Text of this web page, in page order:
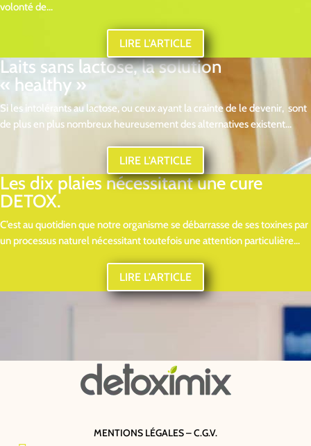
volonté de...
LIRE L'ARTICLE
Laits sans lactose, la solution
« healthy »
Si les intolérants au lactose, ou ceux ayant la crainte de le devenir, sont
de plus en plus nombreux heureusement des alternatives existent...
LIRE L'ARTICLE
Les dix plaies nécessitant une cure
DETOX.
C’est au quotidien que notre organisme se débarrasse de ses toxines par
un processus naturel nécessitant toutefois une attention particulière...
LIRE L'ARTICLE
MENTIONS LÉGALES – C.G.V.